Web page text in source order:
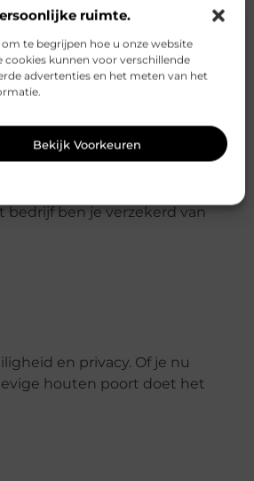
ruimte.
te begrijpen hoe u onze website
kunnen voor verschillende
advertenties en het meten van het
Bekijk Voorkeuren
niet alleen voor een
Het geeft niet alleen een
ben je verzekerd van
en privacy. Of je nu
houten poort doet het